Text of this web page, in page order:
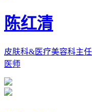
陈红清
皮肤科&医疗美容科主
医师